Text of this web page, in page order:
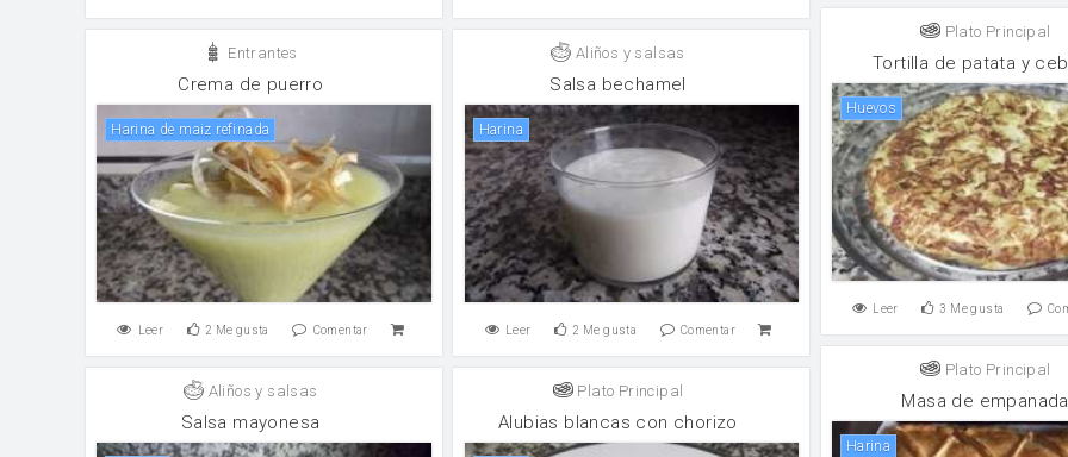
Plato Principal
Tortilla de patata y
huevos
Leer 3 Me gusta
Entrantes
Crema de puerro
Harina de maiz refinada
Leer 2 Me gusta Comentar
Aliños y salsas
Salsa bechamel
harina
Leer 2 Me gusta Comentar
Plato Principal
Masa de empanada
harina
Aliños y salsas
Salsa mayonesa
Plato Principal
Alubias blancas con chorizo